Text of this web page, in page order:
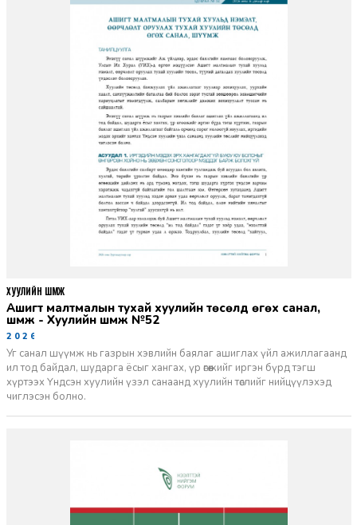
Ашигт малтмалын тухай хуулийн төсөлд өгөх санал,
шүүмж - Хуулийн шүүмж №52
2026-06-29
Уг санал шүүмж нь газрын хэвлийн баялаг ашиглах үйл ажиллагаанд
ил тод байдал, шударга ёсыг хангах, үр өгөөжийг иргэн бүрд тэгш
хүртээх Үндсэн хуулийн үзэл санаанд хуулийн төслийг нийцүүлэхэд
чиглэсэн болно.
ХУУЛИЙН ШҮҮМЖ